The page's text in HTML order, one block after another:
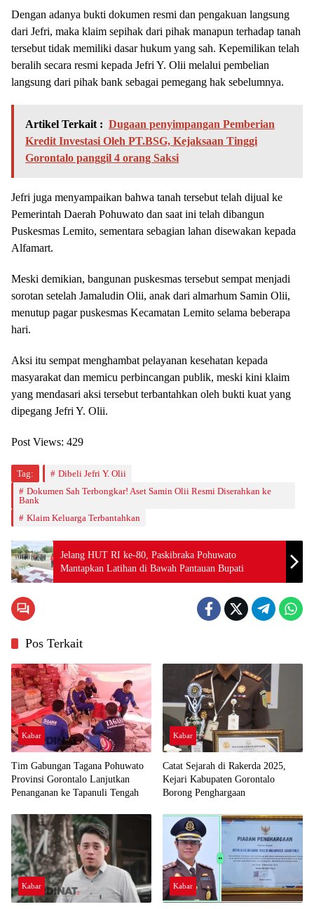
Dengan adanya bukti dokumen resmi dan pengakuan langsung
dari Jefri, maka klaim sepihak dari pihak manapun terhadap tanah
tersebut tidak memiliki dasar hukum yang sah. Kepemilikan telah
beralih secara resmi kepada Jefri Y. Olii melalui pembelian
langsung dari pihak bank sebagai pemegang hak sebelumnya.
Artikel Terkait : Dugaan penyimpangan Pemberian
Kredit Investasi Oleh PT.BSG, Kejaksaan Tinggi
Gorontalo panggil 4 orang Saksi
Jefri juga menyampaikan bahwa tanah tersebut telah dijual ke
Pemerintah Daerah Pohuwato dan saat ini telah dibangun
Puskesmas Lemito, sementara sebagian lahan disewakan kepada
Alfamart.
Meski demikian, bangunan puskesmas tersebut sempat menjadi
sorotan setelah Jamaludin Olii, anak dari almarhum Samin Olii,
menutup pagar puskesmas Kecamatan Lemito selama beberapa
hari.
Aksi itu sempat menghambat pelayanan kesehatan kepada
masyarakat dan memicu perbincangan publik, meski kini klaim
yang mendasari aksi tersebut terbantahkan oleh bukti kuat yang
dipegang Jefri Y. Olii.
Post Views: 429
Tag:
Dibeli Jefri Y. Olii
Dokumen Sah Terbongkar! Aset Samin Olii Resmi Diserahkan ke
Bank
Klaim Keluarga Terbantahkan
Jelang HUT RI ke-80, Paskibraka Pohuwato
Mantapkan Latihan di Bawah Pantauan Bupati
Pos Terkait
Kabar
Tim Gabungan Tagana Pohuwato
Provinsi Gorontalo Lanjutkan
Penanganan ke Tapanuli Tengah
Kabar
Catat Sejarah di Rakerda 2025,
Kejari Kabupaten Gorontalo
Borong Penghargaan
Kabar Kabar